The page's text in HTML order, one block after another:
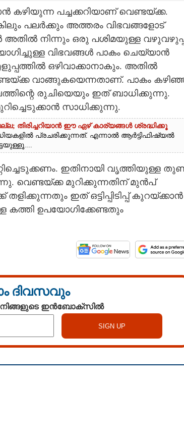
കഴിയുന്ന പച്ചക്കറിയാണ് വെണ്ടയ്‌ക്ക.
പലർക്കും അത്തരം വിഭവങ്ങളോട്
അതിൽ നിന്നും ഒരു പശിമയുള്ള
വിഭവങ്ങൾ പാകം ചെയ്യാൻ
ഒഴിവാക്കാനാകും. അതിൽ
വാങ്ങുകയെന്നതാണ്. പാകം
രുചിയെയും ഇത് ബാധിക്കുന്നു.
സാധിക്കുന്നു.
തിരിച്ചറിയാൻ ഈ ഏഴ് കാര്യങ്ങൾ ശ്രദ്ധിക്കൂ
പ്രചരിക്കുന്നത്. എന്നാൽ ആർട്ടിഫിഷ്യൽ
ഇതിനായി വൃത്തിയുള്ള
വെണ്ടയ്‌ക്ക മുറിക്കുന്നതിന് മുൻപ്
ഇത് ഒട്ടിപ്പിടിപ്പ് കുറയ്‌ക്കാൻ
ഉപയോഗിക്കേണ്ടതും
ദിവസവും
ഇൻബോക്സിൽ
Share this link